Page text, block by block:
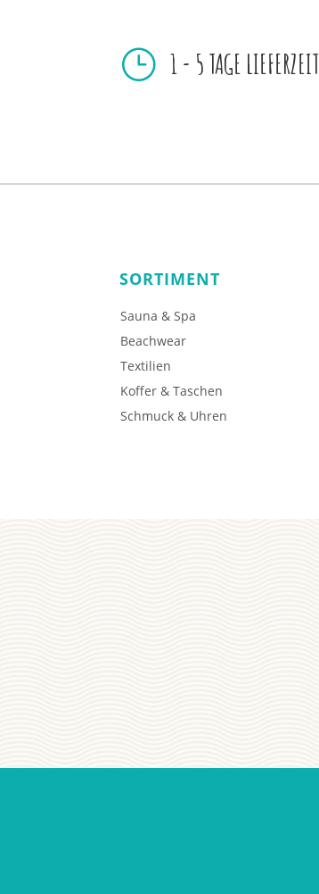
} 1 - 5 TAGE LIEFERZEIT
SORTIMENT
Sauna & Spa
Beachwear
Textilien
Koffer & Taschen
Schmuck & Uhren